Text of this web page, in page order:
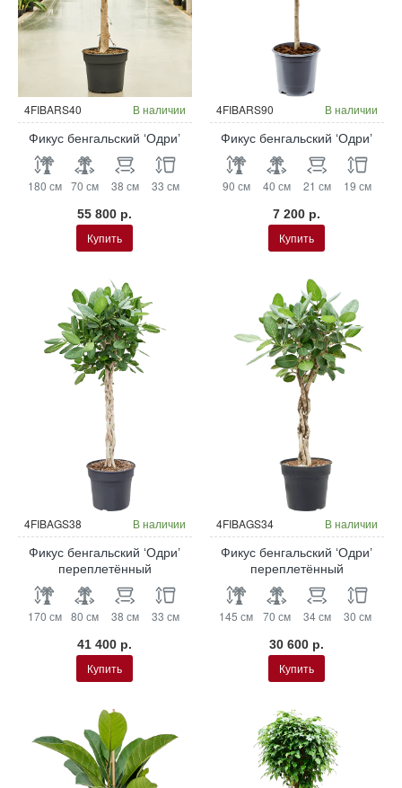
4FIBARS40 В наличии
Фикус бенгальский ‘Одри’
180 см 70 см 38 см 33 см
55 800 р.
Купить
4FIBARS90 В наличии
Фикус бенгальский ‘Одри’
90 см 40 см 21 см 19 см
7 200 р.
Купить
4FIBAGS38 В наличии
Фикус бенгальский ‘Одри’
переплетённый
170 см 80 см 38 см 33 см
41 400 р.
Купить
4FIBAGS34 В наличии
Фикус бенгальский ‘Одри’
переплетённый
145 см 70 см 34 см 30 см
30 600 р.
Купить